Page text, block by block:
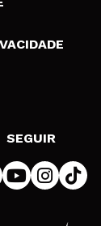
SEGUIR